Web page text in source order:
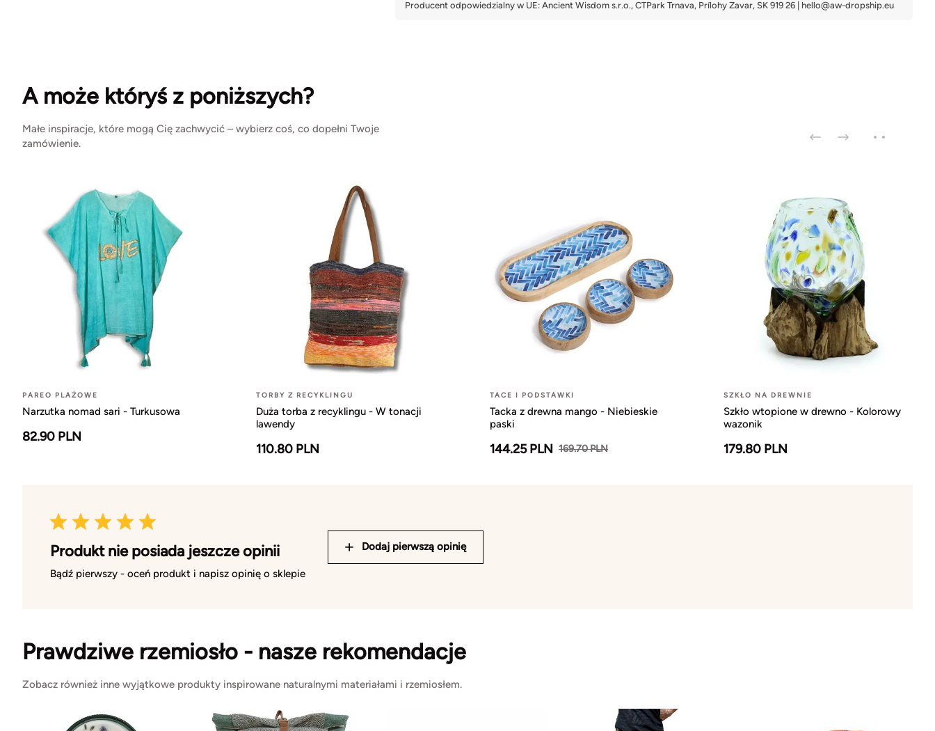
A może któryś z poniższych?
Małe inspiracje, które mogą Cię zachwycić – wybierz coś, co dopełni Twoje
zamówienie.
PAREO PLAŻOWE
Narzutka nomad sari - Turkusowa
82.90 PLN
TORBY Z RECYKLINGU
Duża torba z recyklingu - W tonacji
lawendy
110.80 PLN
TACE I PODSTAWKI
Tacka z drewna mango - Niebieskie
paski
144.25 PLN 169.70 PLN
SZKŁO NA DREWNIE
Szkło wtopione w drewno - Kolorowy
wazonik
179.80 PLN
Produkt nie posiada jeszcze opinii
Bądź pierwszy - oceń produkt i napisz opinię o sklepie
Dodaj pierwszą opinię
Prawdziwe rzemiosło - nasze rekomendacje
Zobacz również inne wyjątkowe produkty inspirowane naturalnymi materiałami i rzemiosłem.